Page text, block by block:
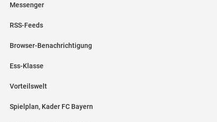
Messenger
RSS-Feeds
Browser-Benachrichtigung
Ess-Klasse
Vorteilswelt
Spielplan, Kader FC Bayern